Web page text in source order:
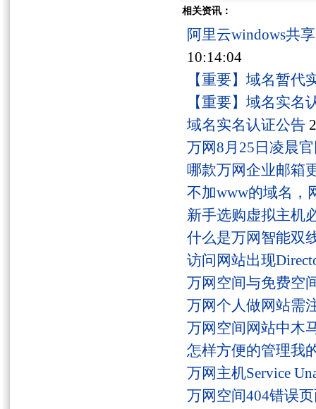
相关资讯：
阿里云windows共
10:14:04
【重要】域名暂代
【重要】域名实名
域名实名认证公告
万网8月25日凌晨
哪款万网企业邮箱
不加www的域名，
新手选购虚拟主机
什么是万网智能双
访问网站出现
万网空间与免费空
万网个人做网站需
万网空间网站中木
怎样方便的管理我
万网主机Service
万网空间404错误